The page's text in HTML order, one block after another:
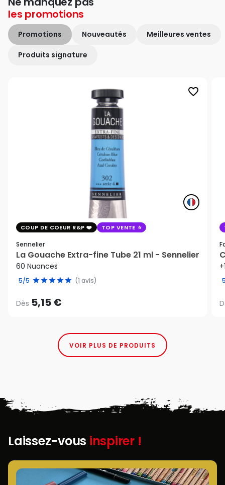
les promotions
Promotions Nouveautés Meilleures ventes
Produits signature
favorite_border
COUP DE COEUR R&P TOP VENTE
Sennelier
La Gouache Extra-fine Tube 21 ml - Sennelier
60 Nuances
5/5 (1 avis)
Dès 5,15 €
VOIR PLUS DE PRODUITS
Laissez-vous inspirer !